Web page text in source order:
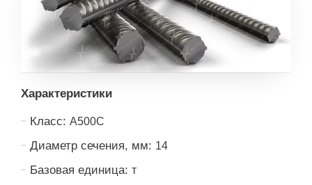
Характеристики
Класс: А500С
Диаметр сечения, мм: 14
Базовая единица: т